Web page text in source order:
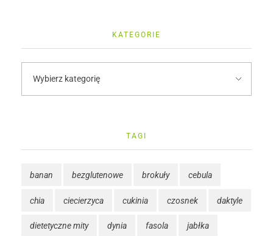
KATEGORIE
TAGI
banan bezglutenowe brokuły cebula
chia ciecierzyca cukinia czosnek daktyle
dietetyczne mity dynia fasola jabłka